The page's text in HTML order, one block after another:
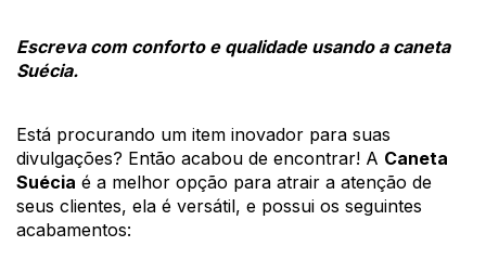
Escreva com conforto e qualidade usando a caneta
Suécia.
Está procurando um item inovador para suas
divulgações? Então acabou de encontrar! A Caneta
Suécia é a melhor opção para atrair a atenção de
seus clientes, ela é versátil, e possui os seguintes
acabamentos: